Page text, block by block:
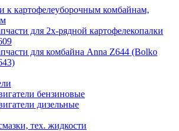
к картофелеуборочным комбайнам,
для 2х-рядной картофелекопалки
для комбайна Anna Z644 (Bolko
бензиновые
дизельные
тех. жидкости